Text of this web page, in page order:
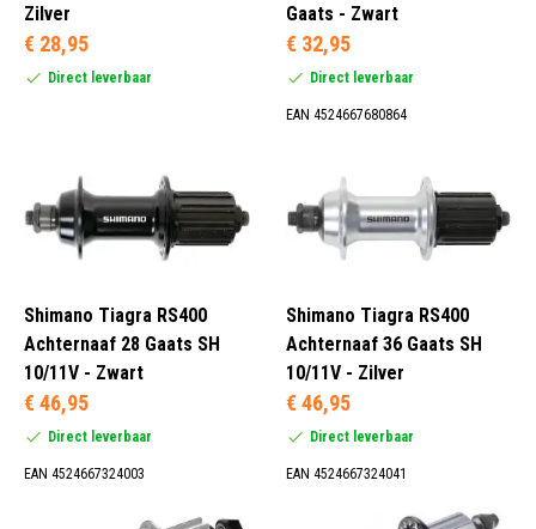
Zilver
€ 28,95
Direct leverbaar
Gaats - Zwart
€ 32,95
Direct leverbaar
EAN 4524667680864
Shimano Tiagra RS400
Achternaaf 28 Gaats SH
10/11V - Zwart
€ 46,95
Direct leverbaar
EAN 4524667324003
Shimano Tiagra RS400
Achternaaf 36 Gaats SH
10/11V - Zilver
€ 46,95
Direct leverbaar
EAN 4524667324041